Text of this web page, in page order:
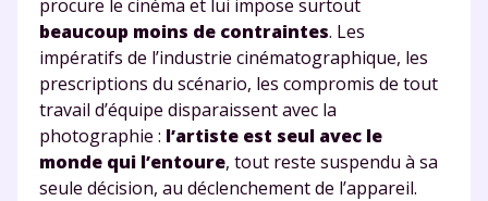
procure le cinéma et lui impose surtout
beaucoup moins de contraintes. Les
impératifs de l’industrie cinématographique, les
prescriptions du scénario, les compromis de tout
travail d’équipe disparaissent avec la
photographie : l’artiste est seul avec le
monde qui l’entoure, tout reste suspendu à sa
seule décision, au déclenchement de l’appareil.